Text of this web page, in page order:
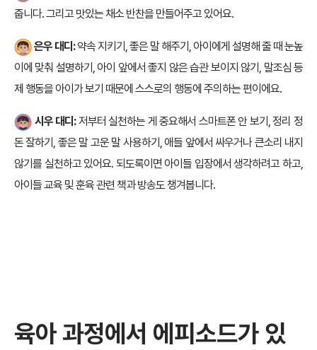
줍니다. 그리고 맛있는 채소 반찬을 만들어주고 있어요.
은우 대디:약속 지키기, 좋은 말 해주기, 아이에게 설명해 줄 때 눈높
이에 맞춰 설명하기, 아이 앞에서 좋지 않은 습관 보이지 않기, 말조심 등
제 행동을 아이가 보기 때문에 스스로의 행동에 주의하는 편이에요.
시우 대디:저부터 실천하는 게 중요해서 스마트폰 안 보기, 정리 정
돈 잘하기, 좋은 말 고운 말 사용하기, 애들 앞에서 싸우거나 큰소리 내지
않기를 실천하고 있어요. 되도록이면 아이들 입장에서 생각하려고 하고,
아이들 교육 및 훈육 관련 책과 방송도 챙겨봅니다.
육아 과정에서 에피소드가 있